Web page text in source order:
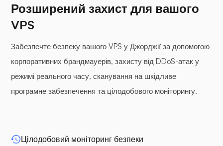
буферні панелі
Розширений захист для вашого
VPS
Забезпечте безпеку вашого VPS у Джорджії за допомогою
корпоративних брандмауерів, захисту від DDoS-атак у
режимі реального часу, сканування на шкідливе
програмне забезпечення та цілодобового моніторингу.
Цілодобовий моніторинг безпеки